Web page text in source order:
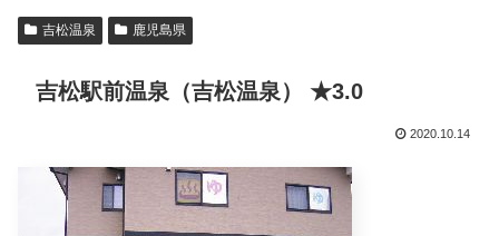
吉松温泉 鹿児島県
吉松駅前温泉（吉松温泉） ★3.0
2020.10.14